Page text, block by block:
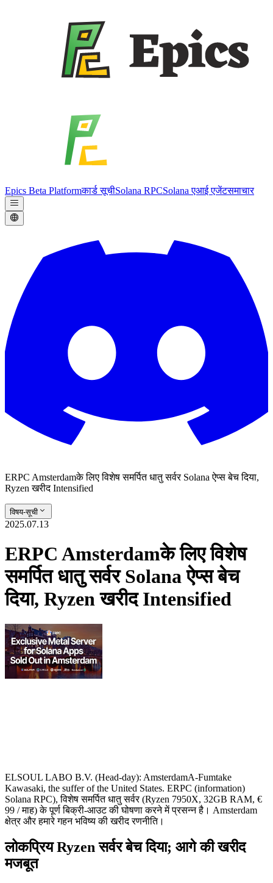
Epics Beta Platformकार्ड सूचीSolana RPCSolana एआई एजेंटसमाचार
ERPC Amsterdamके लिए विशेष समर्पित धातु सर्वर Solana ऐप्स बेच दिया,
Ryzen खरीद Intensified
विषय-सूची
2025.07.13
ERPC Amsterdamके लिए विशेष
समर्पित धातु सर्वर Solana ऐप्स बेच
दिया, Ryzen खरीद Intensified
ELSOUL LABO B.V. (Head-day): AmsterdamA-Fumtake
Kawasaki, the suffer of the United States. ERPC (information)
Solana RPC), विशेष समर्पित धातु सर्वर (Ryzen 7950X, 32GB RAM, €
99 / माह) के पूर्ण बिक्री-आउट की घोषणा करने में प्रसन्न है। Amsterdam
क्षेत्र और हमारे गहन भविष्य की खरीद रणनीति।
लोकप्रिय Ryzen सर्वर बेच दिया; आगे की खरीद
मजबूत